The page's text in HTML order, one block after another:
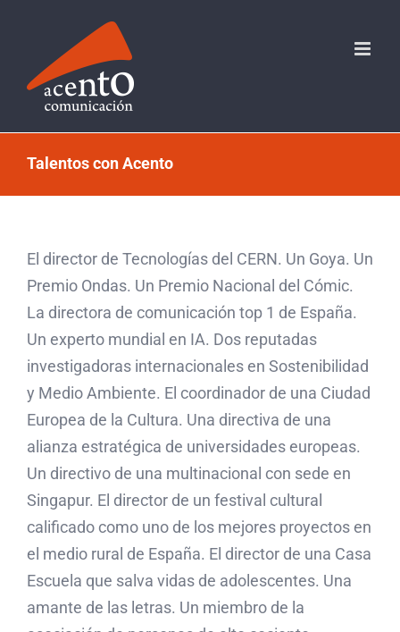
contenido
Talentos con Acento
El director de Tecnologías del CERN. Un Goya. Un
Premio Ondas. Un Premio Nacional del Cómic.
La directora de comunicación top 1 de España.
Un experto mundial en IA. Dos reputadas
investigadoras internacionales en Sostenibilidad
y Medio Ambiente. El coordinador de una Ciudad
Europea de la Cultura. Una directiva de una
alianza estratégica de universidades europeas.
Un directivo de una multinacional con sede en
Singapur. El director de un festival cultural
calificado como uno de los mejores proyectos en
el medio rural de España. El director de una Casa
Escuela que salva vidas de adolescentes. Una
amante de las letras. Un miembro de la